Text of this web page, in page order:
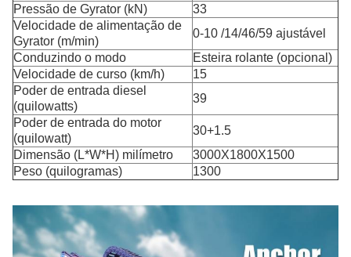
Pressão de Gyrator (kN)
33
Velocidade de alimentação de
Gyrator (m/min)
0-10 /14/46/59 ajustável
Conduzindo o modo
Esteira rolante (opcional)
Velocidade de curso (km/h)
15
Poder de entrada diesel
(quilowatts)
39
Poder de entrada do motor
(quilowatt)
30+1.5
Dimensão (L*W*H) milímetro
3000X1800X1500
Peso (quilogramas)
1300